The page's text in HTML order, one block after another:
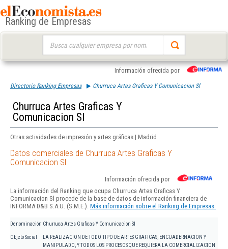
Ranking de Empresas
Información ofrecida por
Directorio Ranking Empresas Churruca Artes Graficas Y Comunicacion Sl
Churruca Artes Graficas Y
Comunicacion Sl
Otras actividades de impresión y artes gráficas | Madrid
Datos comerciales de Churruca Artes Graficas Y
Comunicacion Sl
Información ofrecida por
La información del Ranking que ocupa Churruca Artes Graficas Y
Comunicacion Sl procede de la base de datos de información financiera de
INFORMA D&B S.A.U. (S.M.E.). Más información sobre el Ranking de Empresas.
Denominación Churruca Artes Graficas Y Comunicacion Sl
Objeto Social
LA REALIZACION DE TODO TIPO DE ARTES GRAFICAS, ENCUADERNACION Y
MANIPULADO, Y TODOS LOS PROCESOS QUE REQUIERA LA COMERCIALIZACION